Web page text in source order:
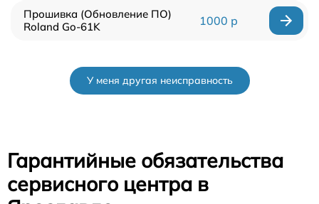
Прошивка (Обновление ПО)
Roland Go-61K
1000 р
У меня другая неисправность
Гарантийные обязательства
сервисного центра в